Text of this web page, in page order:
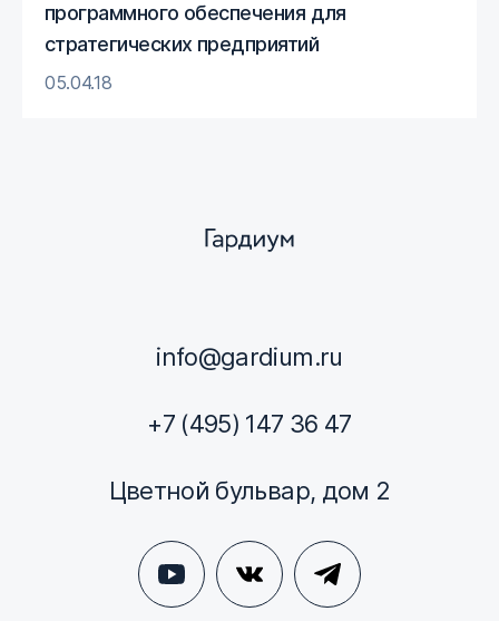
программного обеспечения для
стратегических предприятий
05.04.18
info@gardium.ru
+7 (495) 147 36 47
Цветной бульвар, дом 2